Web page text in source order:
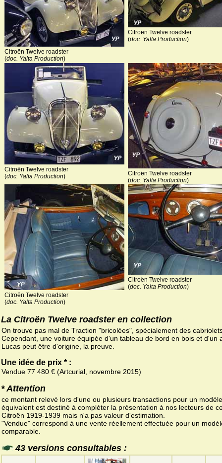
Citroën Twelve roadster
(doc. Yalta Production)
Citroën Twelve roadster
(doc. Yalta Production)
Citroën Twelve roadster
(doc. Yalta Production)
Citroën Twelve roadster
(doc. Yalta Production)
Citroën Twelve roadster
(doc. Yalta Production)
Citroën Twelve roadster
(doc. Yalta Production)
La Citroën Twelve roadster en collection
On trouve pas mal de Traction "bricolées", spécialement des
Cependant, une voiture équipée d'un tableau de bord en bois et d'un
Lucas peut être d'origine, la preuve.
Une idée de prix * :
Vendue 77 480 € (Artcurial, novembre 2015)
* Attention
ce montant relevé lors d'une ou plusieurs transactions pour un modèle
équivalent est destiné à compléter la présentation à nos lecteurs de
Citroën 1919-1939 mais n'a pas valeur d'estimation.
"Vendue" correspond à une vente réellement effectuée pour un
comparable.
43 versions consultables :